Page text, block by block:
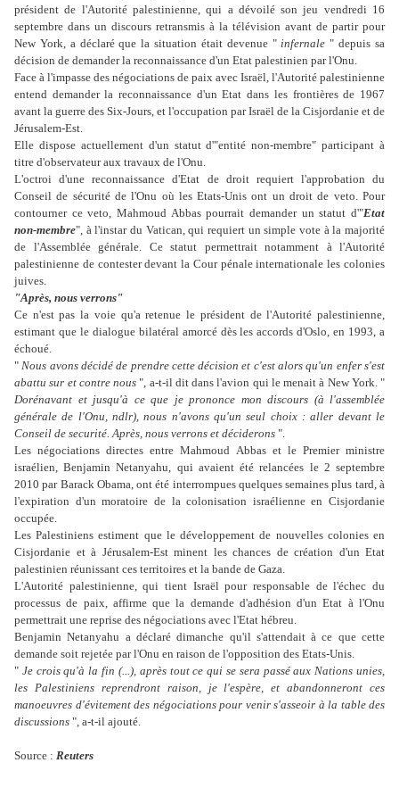
président de l'Autorité palestinienne, qui a dévoilé son jeu vendredi 16
septembre dans un discours retransmis à la télévision avant de partir pour
New York, a déclaré que la situation était devenue "infernale " depuis sa
décision de demander la reconnaissance d'un Etat palestinien par l'Onu.
Face à l'impasse des négociations de paix avec Israël, l'Autorité palestinienne
entend demander la reconnaissance d'un Etat dans les frontières de 1967
avant la guerre des Six-Jours, et l'occupation par Israël de la Cisjordanie et de
Jérusalem-Est.
Elle dispose actuellement d'un statut d'"entité non-membre" participant à
titre d'observateur aux travaux de l'Onu.
L'octroi d'une reconnaissance d'Etat de droit requiert l'approbation du
Conseil de sécurité de l'Onu où les Etats-Unis ont un droit de veto. Pour
contourner ce veto, Mahmoud Abbas pourrait demander un statut d'"Etat
non-membre", à l'instar du Vatican, qui requiert un simple vote à la majorité
de l'Assemblée générale. Ce statut permettrait notamment à l'Autorité
palestinienne de contester devant la Cour pénale internationale les colonies
juives.
"Après, nous verrons"
Ce n'est pas la voie qu'a retenue le président de l'Autorité palestinienne,
estimant que le dialogue bilatéral amorcé dès les accords d'Oslo, en 1993, a
échoué.
"Nous avons décidé de prendre cette décision et c'est alors qu'un enfer s'est
abattu sur et contre nous ", a-t-il dit dans l'avion qui le menait à New York. "
Dorénavant et jusqu'à ce que je prononce mon discours (à l'assemblée
générale de l'Onu, ndlr), nous n'avons qu'un seul choix : aller devant le
Conseil de securité. Après, nous verrons et déciderons ".
Les négociations directes entre Mahmoud Abbas et le Premier ministre
israélien, Benjamin Netanyahu, qui avaient été relancées le 2 septembre
2010 par Barack Obama, ont été interrompues quelques semaines plus tard, à
l'expiration d'un moratoire de la colonisation israélienne en Cisjordanie
occupée.
Les Palestiniens estiment que le développement de nouvelles colonies en
Cisjordanie et à Jérusalem-Est minent les chances de création d'un Etat
palestinien réunissant ces territoires et la bande de Gaza.
L'Autorité palestinienne, qui tient Israël pour responsable de l'échec du
processus de paix, affirme que la demande d'adhésion d'un Etat à l'Onu
permettrait une reprise des négociations avec l'Etat hébreu.
Benjamin Netanyahu a déclaré dimanche qu'il s'attendait à ce que cette
demande soit rejetée par l'Onu en raison de l'opposition des Etats-Unis.
" Je crois qu'à la fin (...), après tout ce qui se sera passé aux Nations unies,
les Palestiniens reprendront raison, je l'espère, et abandonneront ces
manoeuvres d'évitement des négociations pour venir s'asseoir à la table des
discussions ", a-t-il ajouté.
Source : Reuters